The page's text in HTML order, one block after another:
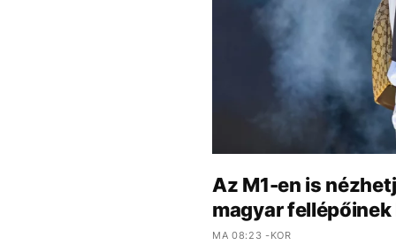
Az M1-en is
magyar
MA 08:23 -KOR